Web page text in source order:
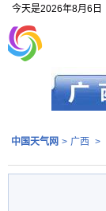
今天是2026年8月6日
中国天气网 > 广西 >